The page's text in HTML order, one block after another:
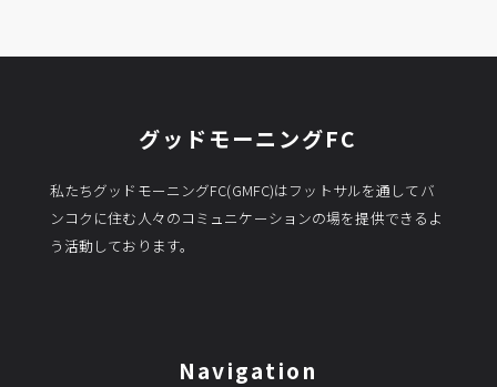
事
グッドモーニングFC
私たちグッドモーニングFC(GMFC)はフットサルを通してバ
ンコクに住む人々のコミュニケーションの場を提供できるよ
う活動しております。
Navigation